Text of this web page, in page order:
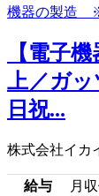
【電子
上／ガ
日祝...
株式会社イカ
給与 月